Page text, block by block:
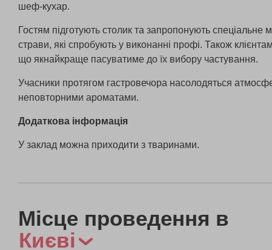
шеф-кухар.
Гостям підготують столик та запропонують
страви, які спробують у виконанні профі. Також
що якнайкраще пасуватиме до їх вибору частування.
Учасники протягом гастровечора насолодяться
неповторними ароматами.
Додаткова інформація
У заклад можна приходити з тваринами.
Місце проведення в
Києві